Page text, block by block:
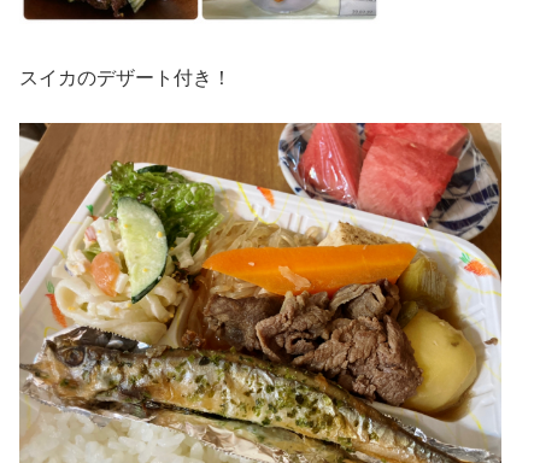
スイカのデザート付き！